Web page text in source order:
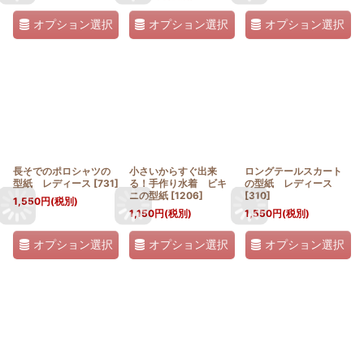
オプション選択 オプション選択 オプション選択
長そでのポロシャツの
型紙 レディース [731]
1,550円(税別)
オプション選択
小さいからすぐ出来
る！手作り水着 ビキ
ニの型紙 [1206]
1,150円(税別)
オプション選択
ロングテールスカート
の型紙 レディース
[310]
1,550円(税別)
オプション選択